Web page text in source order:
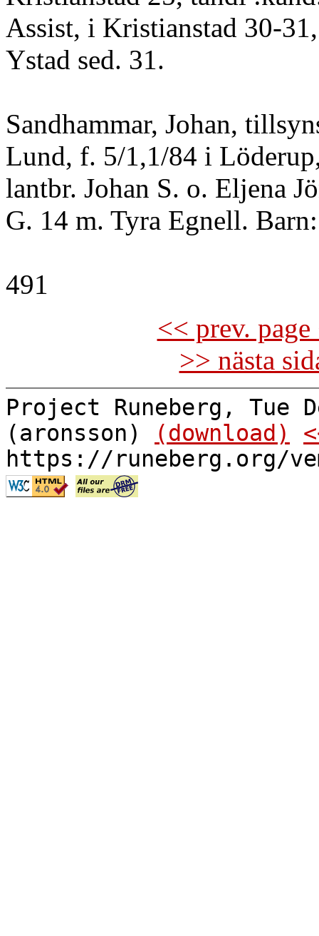
Assist, i Kristianstad 30-
Ystad sed. 31.
Sandhammar, Johan,
Lund, f. 5/1,1/84 i
lantbr. Johan S. o. Eljena
G. 14 m. Tyra Egnell.
491
<< prev.
>> nästa
Project Runeberg, Tue
(aronsson)
(download)
https://runeberg.org/